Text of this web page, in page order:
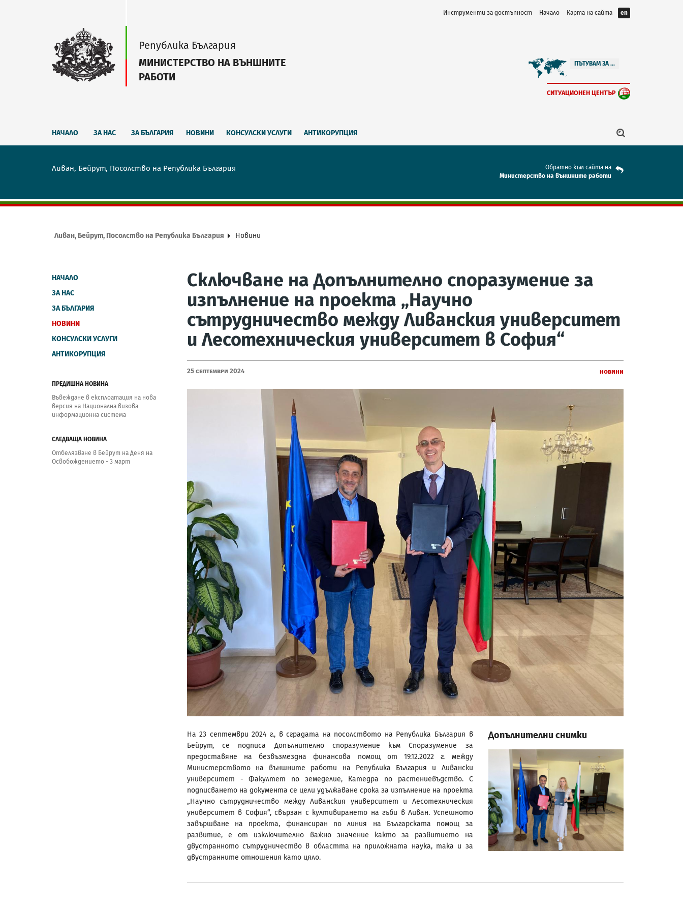
Инструменти за достъпност Начало Карта на сайта en
Република България
МИНИСТЕРСТВО НА ВЪНШНИТЕ
РАБОТИ
ПЪТУВАМ ЗА ...
СИТУАЦИОНЕН ЦЕНТЪР
НАЧАЛО ЗА НАС ЗА БЪЛГАРИЯ НОВИНИ КОНСУЛСКИ УСЛУГИ АНТИКОРУПЦИЯ
Ливан, Бейрут, Посолство на Република България
Обратно към сайта на
Mинистерство на външните работи
Ливан, Бейрут, Посолство на Република България Новини
НАЧАЛО
ЗА НАС
ЗА БЪЛГАРИЯ
НОВИНИ
КОНСУЛСКИ УСЛУГИ
АНТИКОРУПЦИЯ
ПРЕДИШНА НОВИНА
Въвеждане в експлоатация на нова
версия на Национална визова
информационна система
СЛЕДВАЩА НОВИНА
Oтбелязване в Бейрут на Деня на
Освобождението - 3 март
Сключване на Допълнително споразумение за
изпълнение на проекта „Научно
сътрудничество между Ливанския университет
и Лесотехническия университет в София“
25 Септември 2024 Новини
На 23 септември 2024 г., в сградата на посолството на Република България в
Бейрут, се подписа Допълнително споразумение към Споразумение за
предоставяне на безвъзмездна финансова помощ от 19.12.2022 г. между
Министерството на външните работи на Република България и Ливански
университет - Факултет по земеделие, Катедра по растениевъдство. С
подписването на документа се цели удължаване срока за изпълнение на проекта
„Научно сътрудничество между Ливанския университет и Лесотехническия
университет в София“, свързан с култивирането на гъби в Ливан. Успешното
завършване на проекта, финансиран по линия на Българската помощ за
развитие, е от изключително важно значение както за развитието на
двустранното сътрудничество в областта на приложната наука, така и за
двустранните отношения като цяло.
Допълнителни снимки